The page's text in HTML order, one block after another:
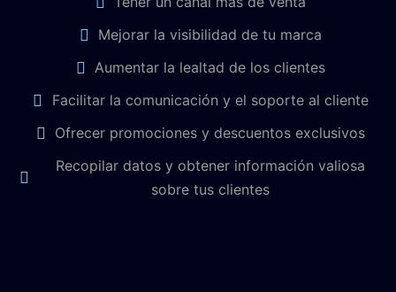
Mejorar la visibilidad de tu marca
Aumentar la lealtad de los clientes
Facilitar la comunicación y el soporte al cliente
Ofrecer promociones y descuentos exclusivos
Recopilar datos y obtener información valiosa
sobre tus clientes